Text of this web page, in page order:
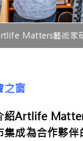
Matters藝術家
之窗
紹Artlife
成為合作夥伴